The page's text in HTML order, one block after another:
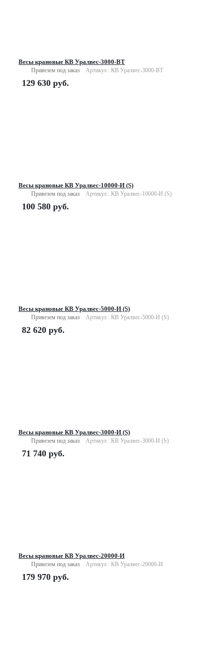
Весы крановые КВ Уралвес-3000-ВТ
Привезем под заказ Артикул : КВ Уралвес-3000-ВТ
129 630 руб.
Весы крановые КВ Уралвес-10000-И (S)
Привезем под заказ Артикул : КВ Уралвес-10000-И (S)
100 580 руб.
Весы крановые КВ Уралвес-5000-И (S)
Привезем под заказ Артикул : КВ Уралвес-5000-И (S)
82 620 руб.
Весы крановые КВ Уралвес-3000-И (S)
Привезем под заказ Артикул : КВ Уралвес-3000-И (S)
71 740 руб.
Весы крановые КВ Уралвес-20000-И
Привезем под заказ Артикул : КВ Уралвес-20000-И
179 970 руб.